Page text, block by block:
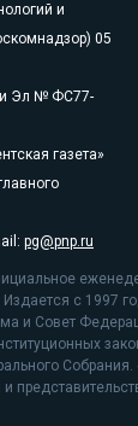
и
05
Эл № ФС77-
газета»
pg@pnp.ru
с 1997
и Совет